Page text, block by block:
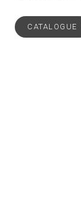
CATALOGUE